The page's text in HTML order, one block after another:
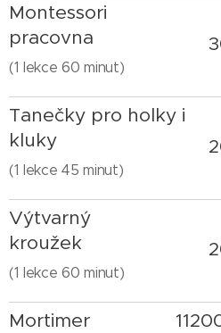
Montessori
pracovna
(1 lekce 60 minut)
Tanečky pro holky i
kluky
(1 lekce 45 minut)
Výtvarný
kroužek
(1 lekce 60 minut)
Mortimer